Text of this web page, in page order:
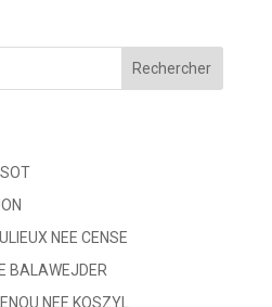
NEE CENSE
BALAWEJDER
NEE KOSZYL